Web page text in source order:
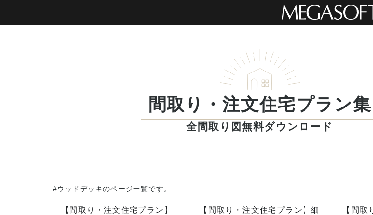
間取り・注文住宅プラン集
全間取り図無料ダウンロード
#ウッドデッキのページ一覧です。
【間取り・注文住宅プラン】
【間取り・注文住宅プラン】細
【間取